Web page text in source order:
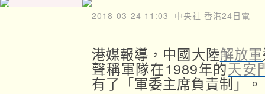
2018-03-24 11:03 中央社 香港24日電
港媒報導，中國大陸解放軍
聲稱軍隊在1989年的天安
有了「軍委主席負責制」。